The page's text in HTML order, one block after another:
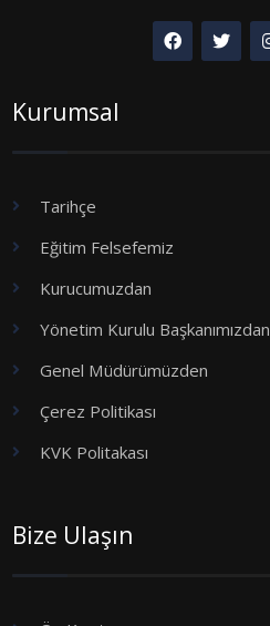
Kurumsal
Tarihçe
Eğitim Felsefemiz
Kurucumuzdan
Yönetim Kurulu Başkanımızdan
Genel Müdürümüzden
Çerez Politikası
KVK Politakası
Bize Ulaşın